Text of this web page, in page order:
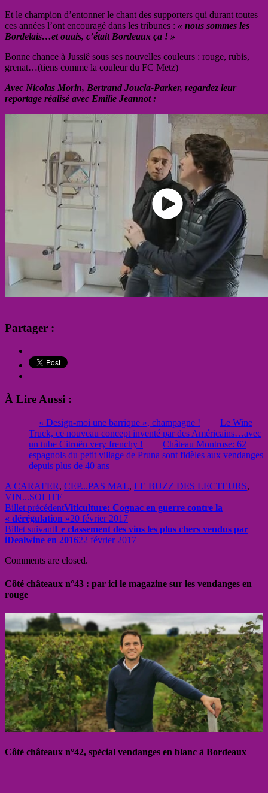
Et le champion d’entonner le chant des supporters qui durant toutes
ces années l’ont encouragé dans les tribunes : « nous sommes les
Bordelais…et ouais, c’était Bordeaux ça ! »
Bonne chance à Jussiê sous ses nouvelles couleurs : rouge, rubis,
grenat…(tiens comme la couleur du FC Metz)
Avec Nicolas Morin, Bertrand Joucla-Parker, regardez leur
reportage réalisé avec Emilie Jeannot :
Partager :
À Lire Aussi :
« Design-moi une barrique », champagne !
Le Wine
Truck, ce nouveau concept inventé par des Américains…avec
un tube Citroën very frenchy !
Château Montrose: 62
espagnols du petit village de Pruna sont fidèles aux vendanges
depuis plus de 40 ans
A CARAFER, CEP...PAS MAL, LE BUZZ DES LECTEURS,
VIN...SOLITE
Billet précédentViticulture: Cognac en guerre contre la
« dérégulation »20 février 2017
Billet suivantLe classement des vins les plus chers vendus par
iDealwine en 201622 février 2017
Comments are closed.
Côté châteaux n°43 : par ici le magazine sur les vendanges en
rouge
Côté châteaux n°42, spécial vendanges en blanc à Bordeaux